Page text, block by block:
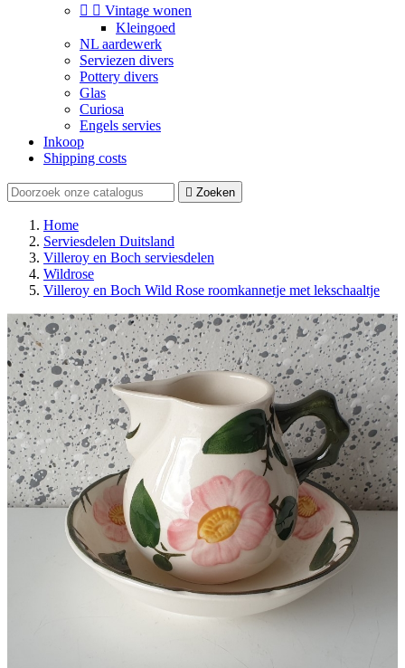
  Vintage wonen
Kleingoed
NL aardewerk
Serviezen divers
Pottery divers
Glas
Curiosa
Engels servies
Inkoop
Shipping costs
 Zoeken
Home
Serviesdelen Duitsland
Villeroy en Boch serviesdelen
Wildrose
Villeroy en Boch Wild Rose roomkannetje met lekschaaltje